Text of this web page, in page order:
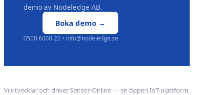
demo av Nodeledge AB.
Boka demo →
0500 6000 22 • info@nodeledge.se
Vi utvecklar och driver Sensor-Online — en öppen IoT-plattform